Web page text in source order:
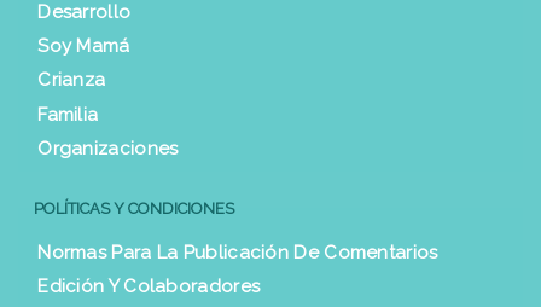
Desarrollo
Soy Mamá
Crianza
Familia
Organizaciones
POLÍTICAS Y CONDICIONES
Normas Para La Publicación De Comentarios
Edición Y Colaboradores